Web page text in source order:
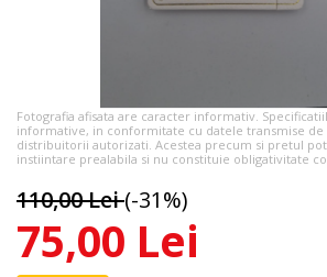
Fotografia afisata are caracter informativ.
informative, in conformitate cu datele transmise
distribuitorii autorizati. Acestea precum si pretul
instiintare prealabila si nu constituie obligativitate
110,00 Lei (-31%)
75,00 Lei